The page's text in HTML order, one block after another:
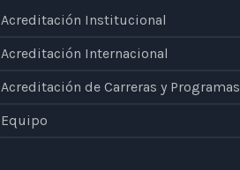
Acreditación Institucional
Acreditación Internacional
Acreditación de Carreras y Programas
Equipo